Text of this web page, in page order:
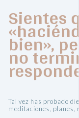
Sientes
bien»,
no
Tal vez has probado
meditaciones, planes,